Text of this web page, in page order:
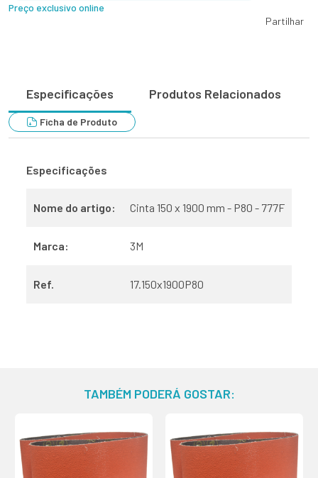
Preço exclusivo online
Partilhar
Especificações Produtos Relacionados
Ficha de Produto
Especificações
Nome do artigo: Cinta 150 x 1900 mm - P80 - 777F
Marca: 3M
Ref. 17.150x1900P80
TAMBÉM PODERÁ GOSTAR: